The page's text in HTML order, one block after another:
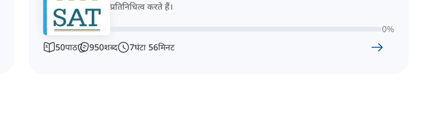
प्रतिनिधित्व करते हैं।
0%
50पाठ 950शब्द 7घंटा 56मिनट